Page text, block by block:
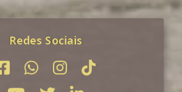
Redes Sociais